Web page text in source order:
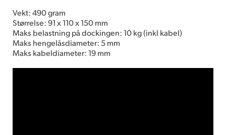
Vekt: 490 gram
Størrelse: 91 x 110 x 150 mm
Maks belastning på dockingen: 10 kg (inkl kabel)
Maks hengelåsdiameter: 5 mm
Maks kabeldiameter: 19 mm